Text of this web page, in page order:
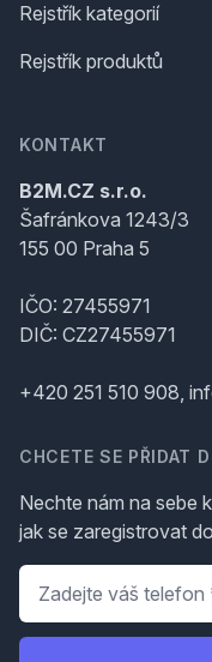
Rejstřík kategorií
Rejstřík produktů
KONTAKT
B2M.CZ s.r.o.
Šafránkova 1243/3
155 00 Praha 5
IČO: 27455971
DIČ: CZ27455971
+420 251 510 908,
CHCETE SE PŘIDAT
Nechte nám na sebe
jak se zaregistrovat
Telefon